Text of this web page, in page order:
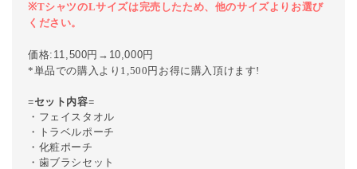
※TシャツのLサイズは完売したため、他のサイズよりお選び
ください。
価格:11,500円→10,000円
*単品での購入より1,500円お得に購入頂けます!
=セット内容=
・フェイスタオル
・トラベルポーチ
・化粧ポーチ
・歯ブラシセット